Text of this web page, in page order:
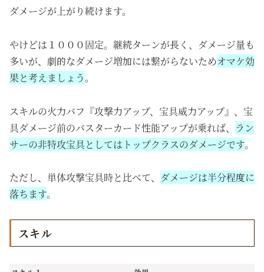
ダメージが上がり続けます。
やけどは１０００固定。継続ターンが長く、ダメージ量も
多いが、劇的なダメージ増加には繋がらないためオマケ効
果と考えましょう。
スキルの火力バフ『攻撃力アップ、宝具威力アップ』、宝
具ダメージ前のバスターカード性能アップが乗れば、
ラン
サーの非特攻宝具としてはトップクラスのダメージです。
ただし、単体攻撃宝具時と比べて、 ダメージは半分程度に
落ちます。
スキル